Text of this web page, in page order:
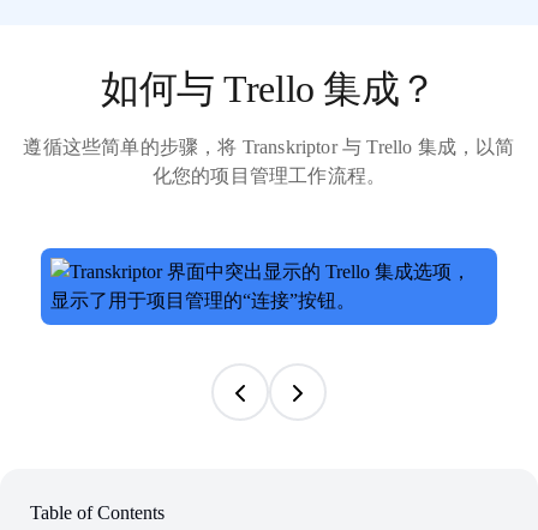
如何与 Trello 集成？
遵循这些简单的步骤，将 Transkriptor 与 Trello 集成，以简
化您的项目管理工作流程。
Table of Contents